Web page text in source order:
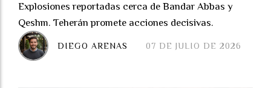
Explosiones reportadas cerca de Bandar Abbas y
Qeshm. Teherán promete acciones decisivas.
07 DE JULIO DE 2026
DIEGO ARENAS